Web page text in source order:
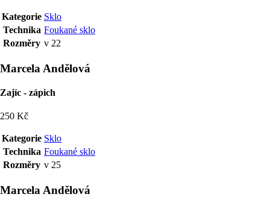
Kategorie Sklo
Technika Foukané sklo
Rozměry v 22
Marcela Andělová
Zajíc - zápich
250 Kč
Kategorie Sklo
Technika Foukané sklo
Rozměry v 25
Marcela Andělová